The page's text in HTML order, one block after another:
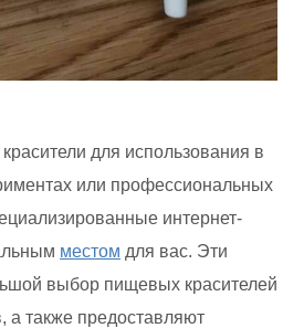
для использования в
или профессиональных
интернет-
местом для вас. Эти
выбор пищевых красителей
а также предоставляют